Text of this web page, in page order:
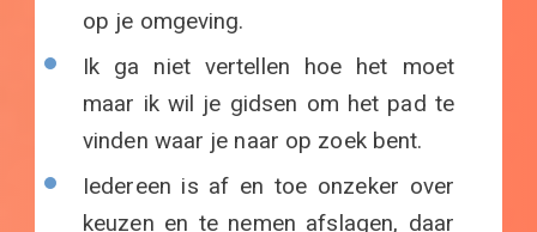
op je omgeving.
Ik ga niet vertellen hoe het moet
maar ik wil je gidsen om het pad te
vinden waar je naar op zoek bent.
Iedereen is af en toe onzeker over
keuzen en te nemen afslagen, daar